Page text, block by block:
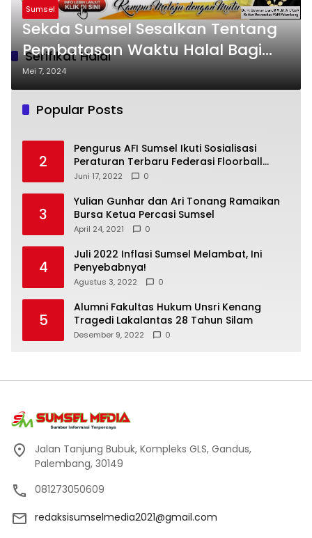
Serifikat Halal
Sumsel
Sekda Sumsel Sesalkan Tentang
Pembatasan Waktu Halal Bagi
UMKM
Mei 7, 2024
Popular Posts
2
Pengurus AFI Sumsel Ikuti Sosialisasi
Peraturan Terbaru Federasi Floorball
Internasional
Juni 17, 2022 0
3
Yulian Gunhar dan Ari Tonang Ramaikan
Bursa Ketua Percasi Sumsel
April 24, 2021 0
4
Juli 2022 Inflasi Sumsel Melambat, Ini
Penyebabnya!
Agustus 3, 2022 0
5
Alumni Fakultas Hukum Unsri Kenang
Tragedi Lakalantas 28 Tahun Silam
Desember 9, 2022 0
Jalan Tanjung Bubuk, Kompleks GLS, Gandus,
Palembang, 30149
081273050609
redaksisumselmedia2021@gmail.com